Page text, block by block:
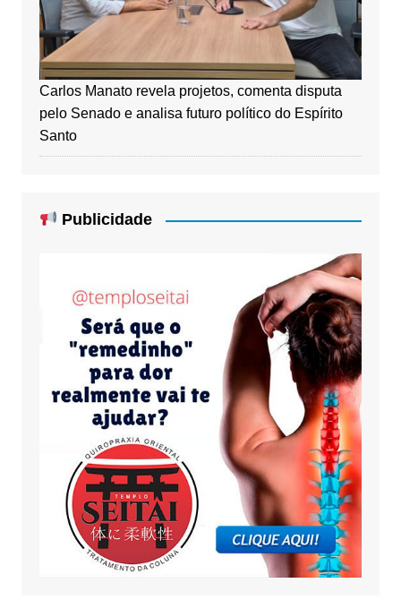
Carlos Manato revela projetos, comenta disputa
pelo Senado e analisa futuro político do Espírito
Santo
Publicidade